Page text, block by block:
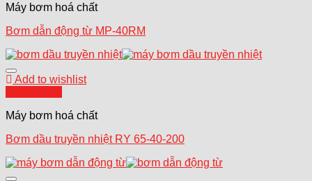
Máy bơm hoá chất
Bơm dẫn động từ MP-40RM
Add to wishlist
Máy bơm hoá chất
Bơm dầu truyền nhiệt RY 65-40-200